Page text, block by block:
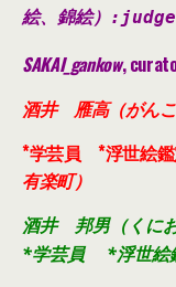
絵、錦絵） :judge
SAKAI_gankow,
酒井 雁高（がんこ
*学芸員 *浮世絵
有楽町）
酒井 邦男（く
*学芸員 *浮世絵